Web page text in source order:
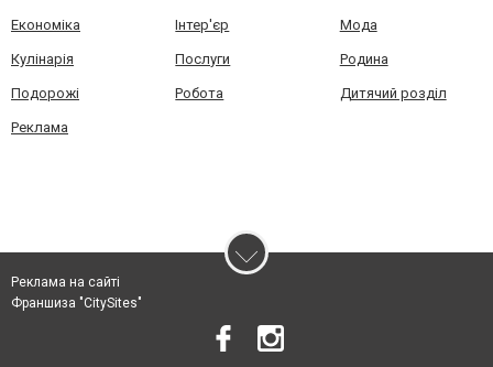
Економіка Інтер'єр Мода
Кулінарія Послуги Родина
Подорожі Робота Дитячий розділ
Реклама
Реклама на сайті
Франшиза "CitySites"